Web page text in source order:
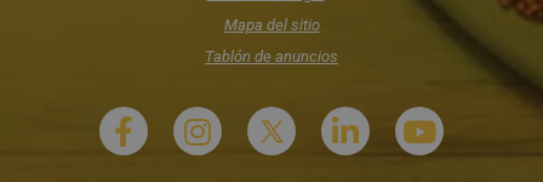
Mapa del sitio
Tablón de anuncios